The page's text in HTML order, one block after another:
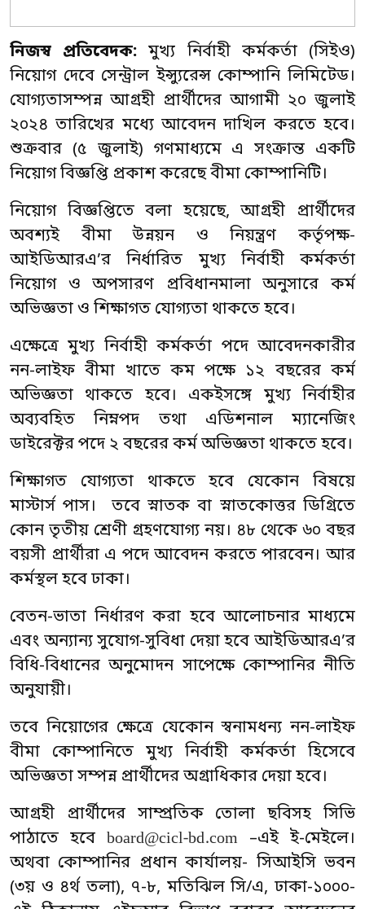
নিজস্ব প্রতিবেদক: মুখ্য নির্বাহী কর্মকর্তা (সিইও)
নিয়োগ দেবে সেন্ট্রাল ইন্স্যুরেন্স কোম্পানি লিমিটেড।
যোগ্যতাসম্পন্ন আগ্রহী প্রার্থীদের আগামী ২০ জুলাই
২০২৪ তারিখের মধ্যে আবেদন দাখিল করতে হবে।
শুক্রবার (৫ জুলাই) গণমাধ্যমে এ সংক্রান্ত একটি
নিয়োগ বিজ্ঞপ্তি প্রকাশ করেছে বীমা কোম্পানিটি।
নিয়োগ বিজ্ঞপ্তিতে বলা হয়েছে, আগ্রহী প্রার্থীদের
অবশ্যই বীমা উন্নয়ন ও নিয়ন্ত্রণ কর্তৃপক্ষ-
আইডিআরএ’র নির্ধারিত মুখ্য নির্বাহী কর্মকর্তা
নিয়োগ ও অপসারণ প্রবিধানমালা অনুসারে কর্ম
অভিজ্ঞতা ও শিক্ষাগত যোগ্যতা থাকতে হবে।
এক্ষেত্রে মুখ্য নির্বাহী কর্মকর্তা পদে আবেদনকারীর
নন-লাইফ বীমা খাতে কম পক্ষে ১২ বছরের কর্ম
অভিজ্ঞতা থাকতে হবে। একইসঙ্গে মুখ্য নির্বাহীর
অব্যবহিত নিম্নপদ তথা এডিশনাল ম্যানেজিং
ডাইরেক্টর পদে ২ বছরের কর্ম অভিজ্ঞতা থাকতে হবে।
শিক্ষাগত যোগ্যতা থাকতে হবে যেকোন বিষয়ে
মাস্টার্স পাস। তবে স্নাতক বা স্নাতকোত্তর ডিগ্রিতে
কোন তৃতীয় শ্রেণী গ্রহণযোগ্য নয়। ৪৮ থেকে ৬০ বছর
বয়সী প্রার্থীরা এ পদে আবেদন করতে পারবেন। আর
কর্মস্থল হবে ঢাকা।
বেতন-ভাতা নির্ধারণ করা হবে আলোচনার মাধ্যমে
এবং অন্যান্য সুযোগ-সুবিধা দেয়া হবে আইডিআরএ’র
বিধি-বিধানের অনুমোদন সাপেক্ষে কোম্পানির নীতি
অনুযায়ী।
তবে নিয়োগের ক্ষেত্রে যেকোন স্বনামধন্য নন-লাইফ
বীমা কোম্পানিতে মুখ্য নির্বাহী কর্মকর্তা হিসেবে
অভিজ্ঞতা সম্পন্ন প্রার্থীদের অগ্রাধিকার দেয়া হবে।
আগ্রহী প্রার্থীদের সাম্প্রতিক তোলা ছবিসহ সিভি
পাঠাতে হবে board@cicl-bd.com –এই ই-মেইলে।
অথবা কোম্পানির প্রধান কার্যালয়- সিআইসি ভবন
(৩য় ও ৪র্থ তলা), ৭-৮, মতিঝিল সি/এ, ঢাকা-১০০০-